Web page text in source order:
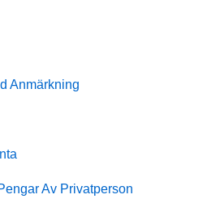
Anmärkning
Av Privatperson